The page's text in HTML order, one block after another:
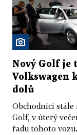
Nový Golf je
Volkswagen
dolů
Obchodníci
Golf, v úterý
řadu tohoto